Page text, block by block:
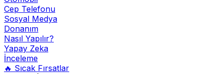
Cep Telefonu
Sosyal Medya
Donanım
Nasıl Yapılır?
Yapay Zeka
İnceleme
🔥 Sıcak Fırsatlar